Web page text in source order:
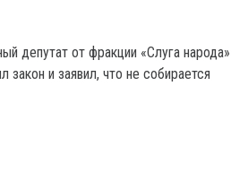
депутат от фракции «Слуга народа»
и заявил, что не собирается